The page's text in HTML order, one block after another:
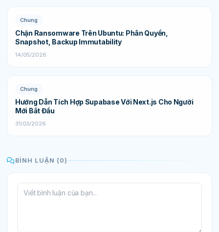
Chung
Chặn Ransomware Trên Ubuntu: Phân Quyền,
Snapshot, Backup Immutability
14/05/2026
Chung
Hướng Dẫn Tích Hợp Supabase Với Next.js Cho Người
Mới Bắt Đầu
31/03/2026
BÌNH LUẬN (0)